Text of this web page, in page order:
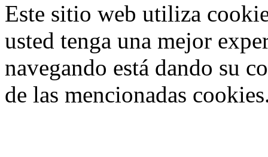
Este sitio web utiliza
usted tenga una mejor
navegando está dando su
de las mencionadas